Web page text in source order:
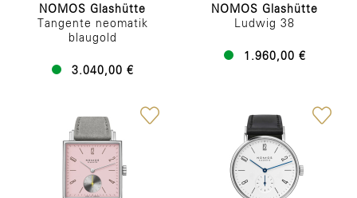
NOMOS Glashütte
Tangente neomatik
blaugold
3.040,00 €
NOMOS Glashütte
Ludwig 38
1.960,00 €